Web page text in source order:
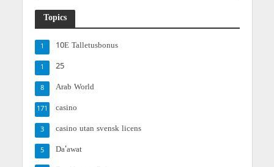
Topics
10E Talletusbonus
1
25
1
Arab World
8
casino
171
casino utan svensk licens
3
Da'awat
5